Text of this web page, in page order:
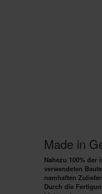
Made in
Nahezu 100% der
verwendeten
namhaften
Durch die